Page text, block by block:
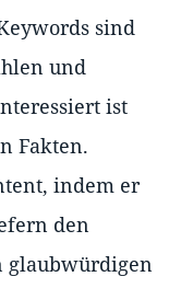
sind
und
ist
Fakten.
indem er
den
glaubwürdigen